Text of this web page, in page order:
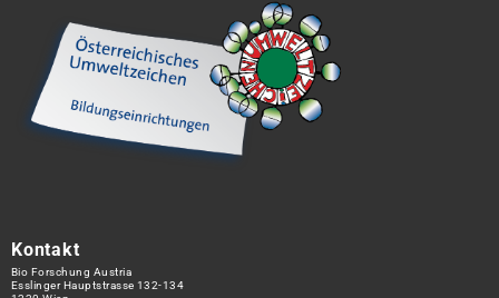
Kontakt
Bio Forschung Austria
Esslinger Hauptstrasse 132-134